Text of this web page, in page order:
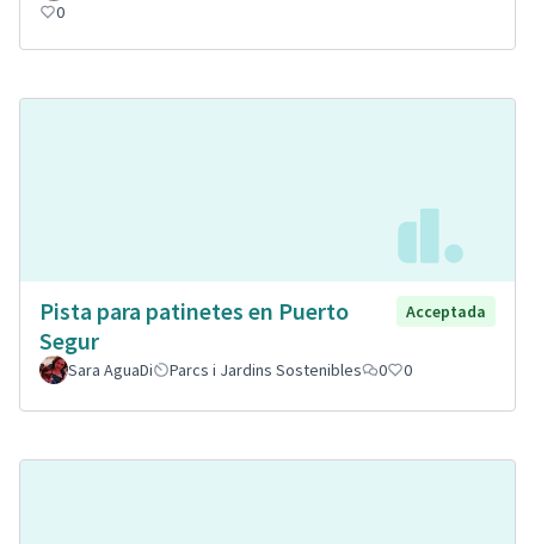
0
Pista para patinetes en Puerto
Segur
Acceptada
Sara AguaDi Parcs i Jardins Sostenibles 0 0